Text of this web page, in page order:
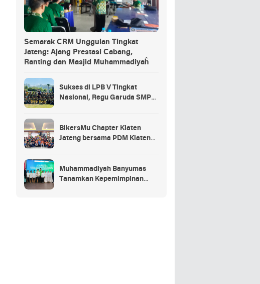
Semarak CRM Unggulan Tingkat
Jateng: Ajang Prestasi Cabang,
Ranting dan Masjid Muhammadiyaĥ
Sukses di LPB V Tingkat
Nasional, Regu Garuda SMP
BikersMu Chapter Klaten
Jateng bersama PDM Klaten
Dakwah Komunitas
Muhammadiyah Banyumas
Tanamkan Kepemimpinan